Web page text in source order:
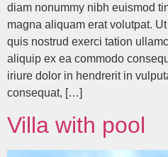
diam nonummy nibh euismod
magna aliquam erat volutpat.
quis nostrud exerci tation
aliquip ex ea commodo
iriure dolor in hendrerit in
consequat, […]
Villa with pool